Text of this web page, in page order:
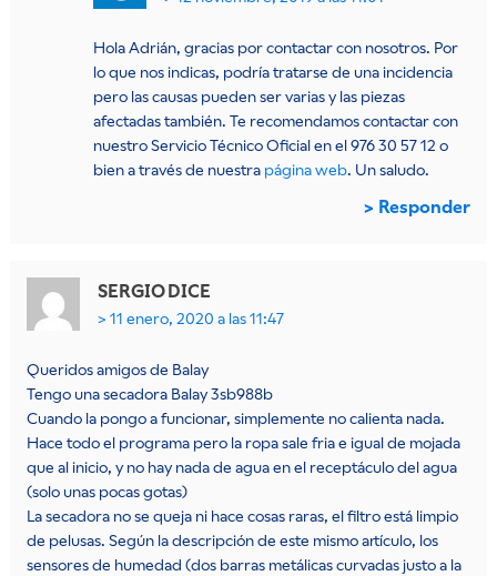
Hola Adrián, gracias por contactar con nosotros. Por
lo que nos indicas, podría tratarse de una incidencia
pero las causas pueden ser varias y las piezas
afectadas también. Te recomendamos contactar con
nuestro Servicio Técnico Oficial en el 976 30 57 12 o
bien a través de nuestra página web. Un saludo.
Responder
SERGIO DICE
11 enero, 2020 a las 11:47
Queridos amigos de Balay
Tengo una secadora Balay 3sb988b
Cuando la pongo a funcionar, simplemente no calienta nada.
Hace todo el programa pero la ropa sale fria e igual de mojada
que al inicio, y no hay nada de agua en el receptáculo del agua
(solo unas pocas gotas)
La secadora no se queja ni hace cosas raras, el filtro está limpio
de pelusas. Según la descripción de este mismo artículo, los
sensores de humedad (dos barras metálicas curvadas justo a la